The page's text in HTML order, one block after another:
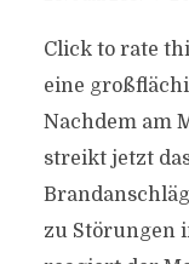
Click to rate
eine
Nachdem am
streikt jetzt
zu Störungen